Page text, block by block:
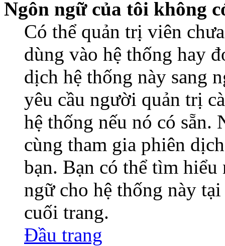
Ngôn ngữ của tôi không
Có thể quản trị viên
dùng vào hệ thống hay
dịch hệ thống này sang
yêu cầu người quản trị
hệ thống nếu nó có sẵn.
cùng tham gia phiên
bạn. Bạn có thể tìm
ngữ cho hệ thống này
cuối trang.
Đầu trang